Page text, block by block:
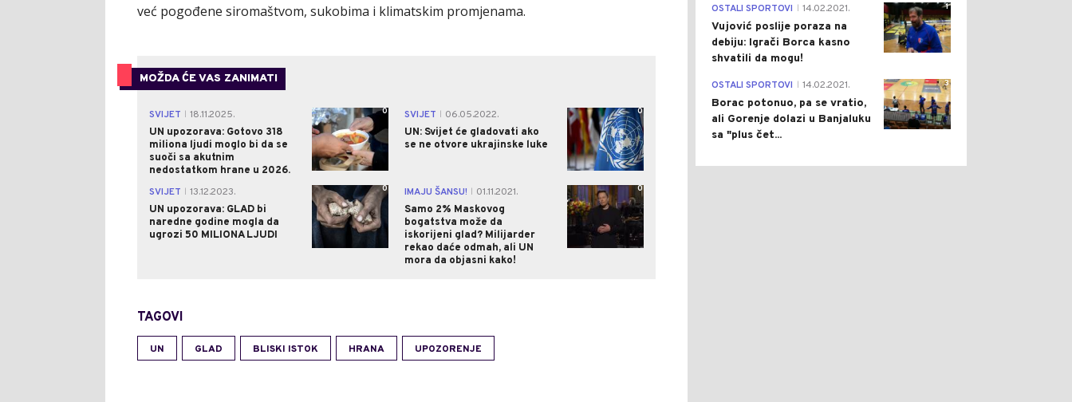
već pogođene siromaštvom, sukobima i klimatskim promjenama.
MOŽDA ĆE VAS ZANIMATI
SVIJET
18.11.2025.
UN upozorava: Gotovo 318
miliona ljudi moglo bi da se
suoči sa akutnim
nedostatkom hrane u 2026.
0 SVIJET
06.05.2022.
UN: Svijet će gladovati ako
se ne otvore ukrajinske luke
0
SVIJET
13.12.2023.
UN upozorava: GLAD bi
naredne godine mogla da
ugrozi 50 MILIONA LJUDI
0 IMAJU ŠANSU!
01.11.2021.
Samo 2% Maskovog
bogatstva može da
iskorijeni glad? Milijarder
rekao daće odmah, ali UN
mora da objasni kako!
0
TAGOVI
UN GLAD BLISKI ISTOK HRANA UPOZORENJE
1
OSTALI SPORTOVI 14.02.2021.
Vujović poslije poraza na
debiju: Igrači Borca kasno
shvatili da mogu!
3
OSTALI SPORTOVI 14.02.2021.
Borac potonuo, pa se vratio,
ali Gorenje dolazi u Banjaluku
sa "plus čet...